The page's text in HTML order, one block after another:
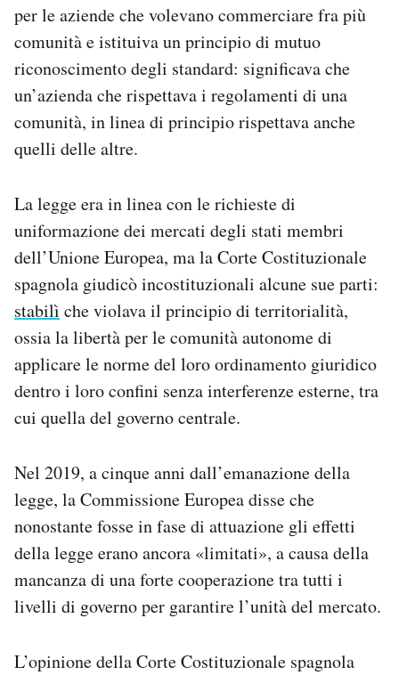
per le aziende che volevano commerciare fra più
comunità e istituiva un principio di mutuo
riconoscimento degli standard: significava che
un’azienda che rispettava i regolamenti di una
comunità, in linea di principio rispettava anche
quelli delle altre.
La legge era in linea con le richieste di
uniformazione dei mercati degli stati membri
dell’Unione Europea, ma la Corte Costituzionale
spagnola giudicò incostituzionali alcune sue parti:
stabilì che violava il principio di territorialità,
ossia la libertà per le comunità autonome di
applicare le norme del loro ordinamento giuridico
dentro i loro confini senza interferenze esterne, tra
cui quella del governo centrale.
Nel 2019, a cinque anni dall’emanazione della
legge, la Commissione Europea disse che
nonostante fosse in fase di attuazione gli effetti
della legge erano ancora «limitati», a causa della
mancanza di una forte cooperazione tra tutti i
livelli di governo per garantire l’unità del mercato.
L’opinione della Corte Costituzionale spagnola